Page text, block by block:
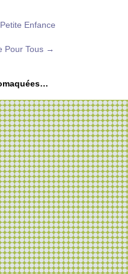
Enfance
Pour Tous →